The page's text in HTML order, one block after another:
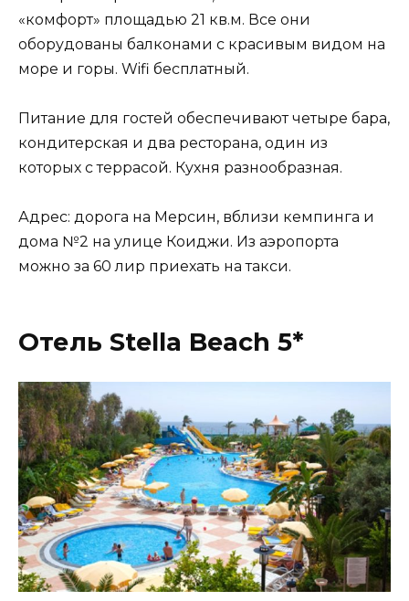
«комфорт» площадью 21 кв.м. Все они
оборудованы балконами с красивым видом на
море и горы. Wifi бесплатный.
Питание для гостей обеспечивают четыре бара,
кондитерская и два ресторана, один из
которых с террасой. Кухня разнообразная.
Адрес: дорога на Мерсин, вблизи кемпинга и
дома №2 на улице Коиджи. Из аэропорта
можно за 60 лир приехать на такси.
Отель Stella Beach 5*